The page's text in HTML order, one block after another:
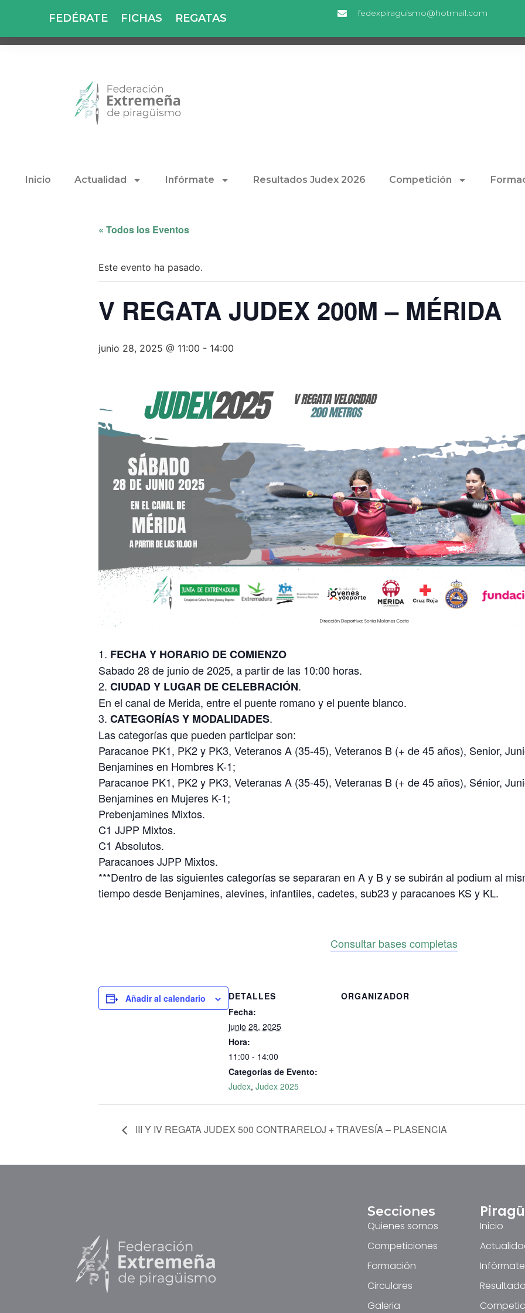
fedexpiraguismo@hotmail.com
FEDÉRATE FICHAS REGATAS
Inicio Actualidad Infórmate Resultados Judex 2026 Competición
« Todos los Eventos
Este evento ha pasado.
V REGATA JUDEX 200M – MÉRIDA
junio 28, 2025 @ 11:00 - 14:00
FECHA Y HORARIO DE COMIENZO
Sabado 28 de junio de 2025, a partir de las 10:00 horas.
CIUDAD Y LUGAR DE CELEBRACIÓN.
En el canal de Merida, entre el puente romano y el puente blanco.
CATEGORÍAS Y MODALIDADES.
Las categorías que pueden participar son:
Paracanoe PK1, PK2 y PK3, Veteranos A (35-45), Veteranos B (+ de 45 años), Senior,
Benjamines en Hombres K-1;
Paracanoe PK1, PK2 y PK3, Veteranas A (35-45), Veteranas B (+ de 45 años), Sénior,
Benjamines en Mujeres K-1;
Prebenjamines Mixtos.
C1 JJPP Mixtos.
C1 Absolutos.
Paracanoes JJPP Mixtos.
***Dentro de las siguientes categorías se separaran en A y B y se subirán al podium al
tiempo desde Benjamines, alevines, infantiles, cadetes, sub23 y paracanoes KS y KL.
Consultar bases completas
Añadir al calendario
DETALLES
Fecha:
junio 28, 2025
Hora:
11:00 - 14:00
Categorías de Evento:
Judex, Judex 2025
ORGANIZADOR
III Y IV REGATA JUDEX 500 CONTRARELOJ + TRAVESÍA – PLASENCIA
Secciones
Quienes somos
Competiciones
Formación
Circulares
Galeria
Inicio
Infórmate